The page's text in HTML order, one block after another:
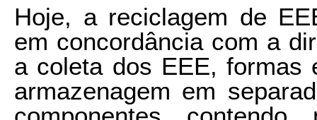
Hoje, a reciclagem de
em concordância com a
a coleta dos EEE, formas
armazenagem em